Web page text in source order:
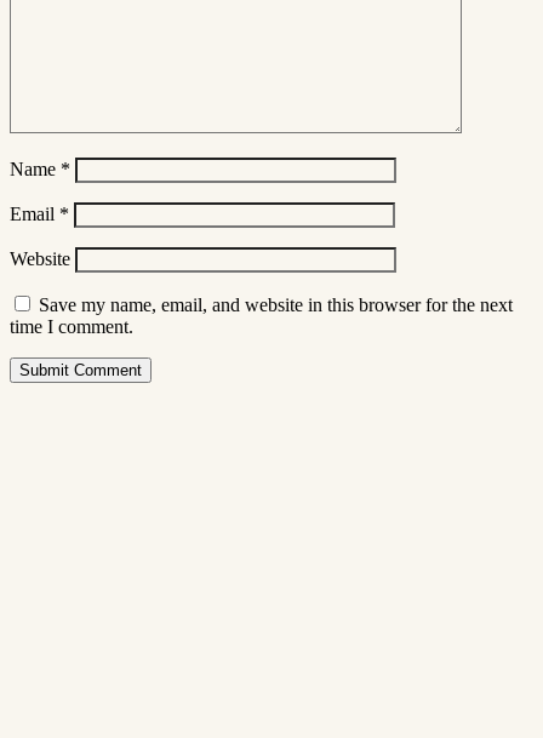
Name *
Email *
Website
Save my name, email, and website in this browser for the next
time I comment.
Submit Comment